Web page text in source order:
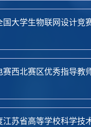
国大学生物联网设计竞
赛西北赛区优秀指导教
江苏省高等学校科学技